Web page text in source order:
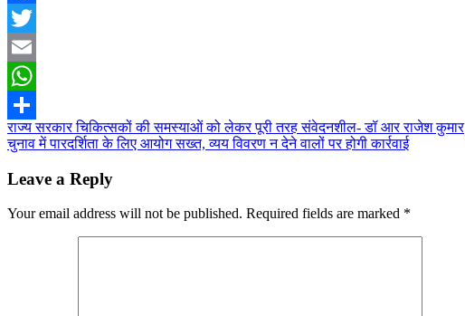
Facebook
Twitter
Email
WhatsApp
Share
Post
navigation
राज्य सरकार चिकित्सकों की समस्याओं को लेकर पूरी तरह संवेदनशील- डॉ आर राजेश कुमार
चुनाव में पारदर्शिता के लिए आयोग सख्त, व्यय विवरण न देने वालों पर होगी कार्रवाई
Leave a Reply
Your email address will not be published. Required fields are marked *